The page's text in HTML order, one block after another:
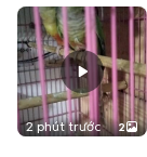
2 phút trước 2